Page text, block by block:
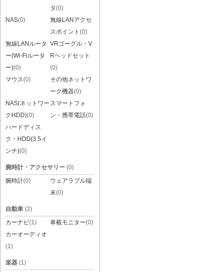
タ(0)
NAS(0)
無線LANアクセ
スポイント (0)
無線LANルータ
ー(Wi-Fiルータ
ー)(0)
VRゴーグル・V
Rヘッドセット
(0)
マウス(0)
その他ネットワ
ーク機器(0)
NAS(ネットワー
クHDD)(0)
スマートフォ
ン・携帯電話(0)
ハードディス
ク・HDD(3.5イ
ンチ)(0)
腕時計・アクセサリー (0)
腕時計(0)
ウェアラブル端
末(0)
自動車 (2)
カーナビ(1) 車載モニター(0)
カーオーディオ
(1)
楽器 (1)